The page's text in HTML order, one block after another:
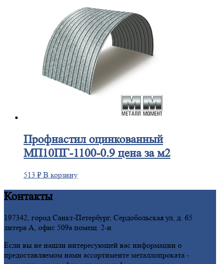
Профнастилоцинкованный
МП10ПГ-1100-0.9 цена за м2
513 ₽ В корзину
Контакты
197342, город Санкт-Петербург, Сердобольская ул, д. 65
литера А, офис 509а помещ. 2-н
Если вы не нашли интересующей вас информации о
предоставляемом нами ассортименте металлопроката -